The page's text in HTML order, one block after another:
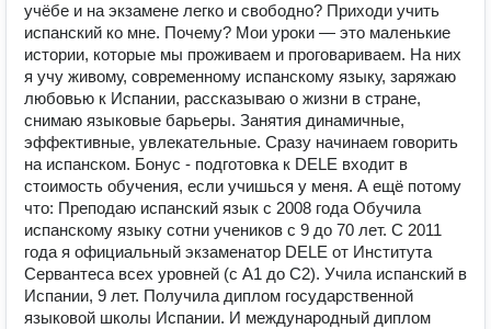
учёбе и на экзамене легко и свободно? Приходи учить
испанский ко мне. Почему? Мои уроки — это маленькие
истории, которые мы проживаем и проговариваем. На них
я учу живому, современному испанскому языку, заряжаю
любовью к Испании, рассказываю о жизни в стране,
снимаю языковые барьеры. Занятия динамичные,
эффективные, увлекательные. Сразу начинаем говорить
на испанском. Бонус - подготовка к DELE входит в
стоимость обучения, если учишься у меня. А ещё потому
что: Преподаю испанский язык с 2008 года Обучила
испанскому языку сотни учеников с 9 до 70 лет. С 2011
года я официальный экзаменатор DELE от Института
Сервантеса всех уровней (с А1 до С2). Учила испанский в
Испании, 9 лет. Получила диплом государственной
языковой школы Испании. И международный диплом